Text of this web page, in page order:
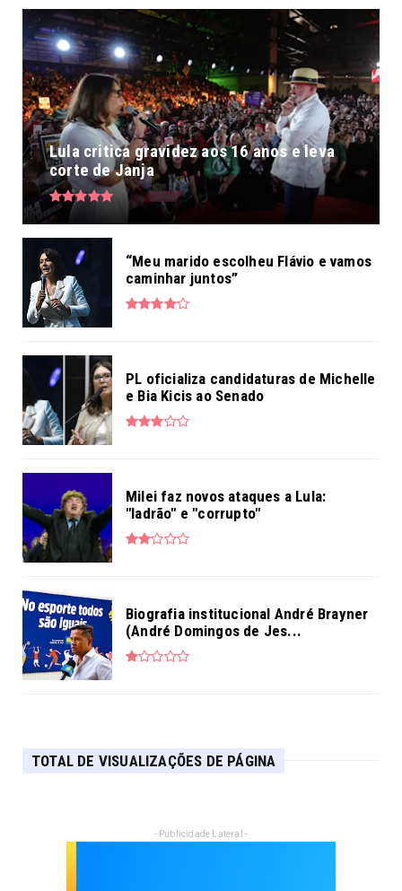
Lula critica gravidez aos 16 anos e leva
corte de Janja
“Meu marido escolheu Flávio e vamos
caminhar juntos”
PL oficializa candidaturas de Michelle
e Bia Kicis ao Senado
Milei faz novos ataques a Lula:
"ladrão" e "corrupto"
Biografia institucional André Brayner
(André Domingos de Jes...
TOTAL DE VISUALIZAÇÕES DE PÁGINA
- Publicidade Lateral -